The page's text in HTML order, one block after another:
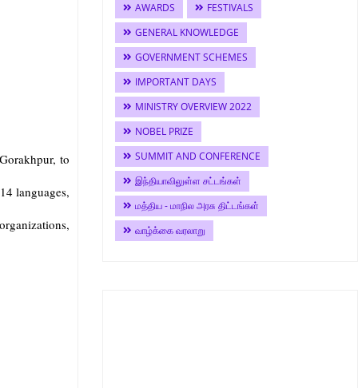
to
languages,
AWARDS
FESTIVALS
GENERAL KNOWLEDGE
GOVERNMENT SCHEMES
IMPORTANT DAYS
MINISTRY OVERVIEW 2022
NOBEL PRIZE
SUMMIT AND CONFERENCE
இந்தியாவிலுள்ள சட்டங்கள்
மத்திய - மாநில அரசு திட்டங்கள்
வாழ்க்கை வரலாறு